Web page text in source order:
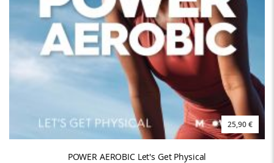
25,90 €
POWER AEROBIC Let's Get Physical